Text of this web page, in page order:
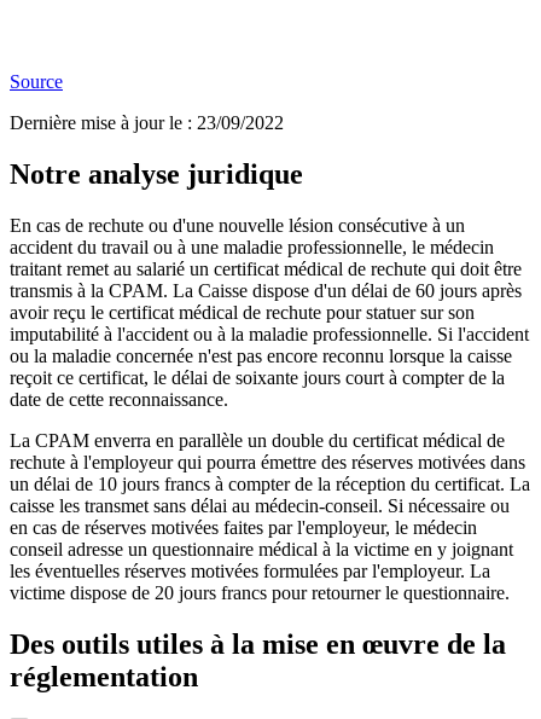
Source
Dernière mise à jour le : 23/09/2022
Notre analyse juridique
En cas de rechute ou d'une nouvelle lésion consécutive à un
accident du travail ou à une maladie professionnelle, le médecin
traitant remet au salarié un certificat médical de rechute qui doit être
transmis à la CPAM. La Caisse dispose d'un délai de 60 jours après
avoir reçu le certificat médical de rechute pour statuer sur son
imputabilité à l'accident ou à la maladie professionnelle. Si l'accident
ou la maladie concernée n'est pas encore reconnu lorsque la caisse
reçoit ce certificat, le délai de soixante jours court à compter de la
date de cette reconnaissance.
La CPAM enverra en parallèle un double du certificat médical de
rechute à l'employeur qui pourra émettre des réserves motivées dans
un délai de 10 jours francs à compter de la réception du certificat. La
caisse les transmet sans délai au médecin-conseil. Si nécessaire ou
en cas de réserves motivées faites par l'employeur, le médecin
conseil adresse un questionnaire médical à la victime en y joignant
les éventuelles réserves motivées formulées par l'employeur. La
victime dispose de 20 jours francs pour retourner le questionnaire.
Des outils utiles à la mise en œuvre de la
réglementation